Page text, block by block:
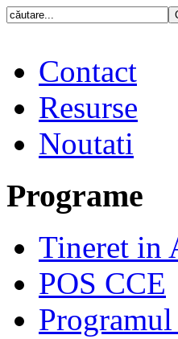
Contact
Resurse
Noutati
Programe
Tineret in
POS CCE